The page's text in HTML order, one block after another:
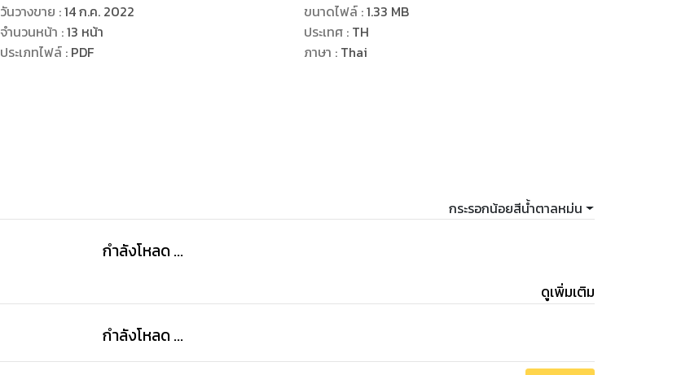
วันวางขาย :14 ก.ค. 2022
จำนวนหน้า :13 หน้า
ประเภทไฟล์: PDF
ขนาดไฟล์:1.33 MB
ประเทศ : TH
ภาษา : Thai
กระรอกน้อยสีน้ำตาลหม่น
กำลังโหลด ...
ดูเพิ่มเติม
กำลังโหลด ...